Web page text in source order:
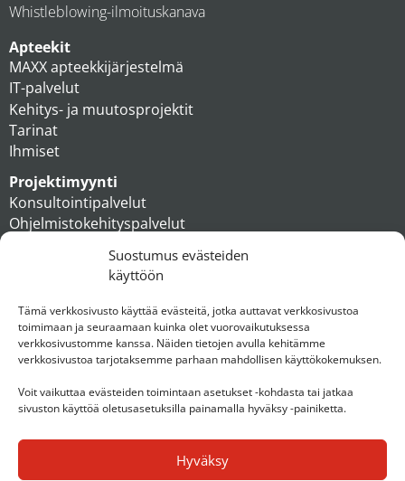
Suostumus evästeiden
käyttöön
Tämä verkkosivusto käyttää evästeitä, jotka auttavat verkkosivustoa
toimimaan ja seuraamaan kuinka olet vuorovaikutuksessa
verkkosivustomme kanssa. Näiden tietojen avulla kehitämme
verkkosivustoa tarjotaksemme parhaan mahdollisen käyttökokemuksen.
Voit vaikuttaa evästeiden toimintaan asetukset -kohdasta tai jatkaa
sivuston käyttöä oletusasetuksilla painamalla hyväksy -painiketta.
Hyväksy
Whistleblowing-ilmoituskanava
Apteekit
MAXX apteekkijärjestelmä
IT-palvelut
Kehitys- ja muutosprojektit
Tarinat
Ihmiset
Projektimyynti
Konsultointipalvelut
Ohjelmistokehityspalvelut
Ihmiset
Konserni
Ota yhteyttä